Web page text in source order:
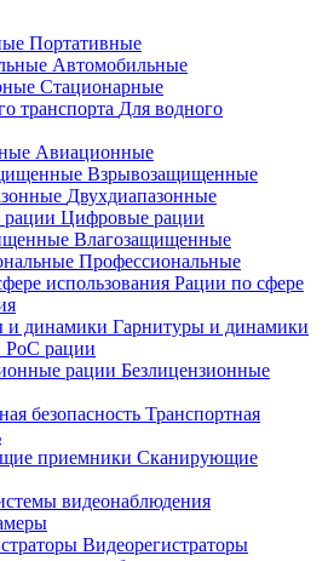
Портативные
Автомобильные
Стационарные
Для водного
Авиационные
Взрывозащищенные
Двухдиапазонные
Цифровые рации
Влагозащищенные
Профессиональные
Рации по сфере
Гарнитуры и динамики
PoC рации
Безлицензионные
Транспортная
Сканирующие
видеонаблюдения
Видеорегистраторы